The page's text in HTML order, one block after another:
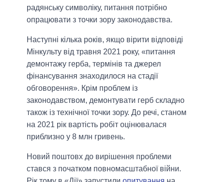
радянську символіку, питання потрібно
опрацювати з точки зору законодавства.
Наступні кілька років, якщо вірити відповіді
Мінкульту від травня 2021 року, «питання
демонтажу герба, термінів та джерел
фінансування знаходилося на стадії
обговорення». Крім проблем із
законодавством, демонтувати герб складно
також із технічної точки зору. До речі, станом
на 2021 рік вартість робіт оцінювалася
приблизно у 8 млн гривень.
Новий поштовх до вирішення проблеми
стався з початком повномасштабної війни.